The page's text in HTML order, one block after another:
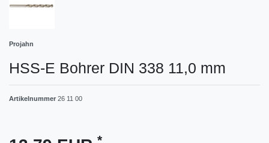
Projahn
HSS-E Bohrer DIN 338 11,0 mm
Artikelnummer 26 11 00
*